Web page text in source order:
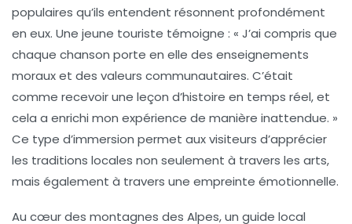
populaires qu’ils entendent résonnent profondément
en eux. Une jeune touriste témoigne : « J’ai compris que
chaque chanson porte en elle des enseignements
morauxet des valeurs communautaires. C’était
comme recevoir une leçon d’histoire en temps réel, et
cela a enrichi mon expérience de manière inattendue. »
Ce type d’immersion permet aux visiteurs d’apprécier
les traditions locales non seulement à travers les arts,
mais également à travers une empreinte émotionnelle.
Au cœur des montagnes des Alpes, un guide local